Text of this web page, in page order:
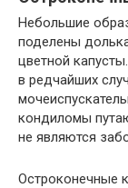
Небольшие
поделены
цветной
в редчайших
кондиломы
не являются
Остроконечные